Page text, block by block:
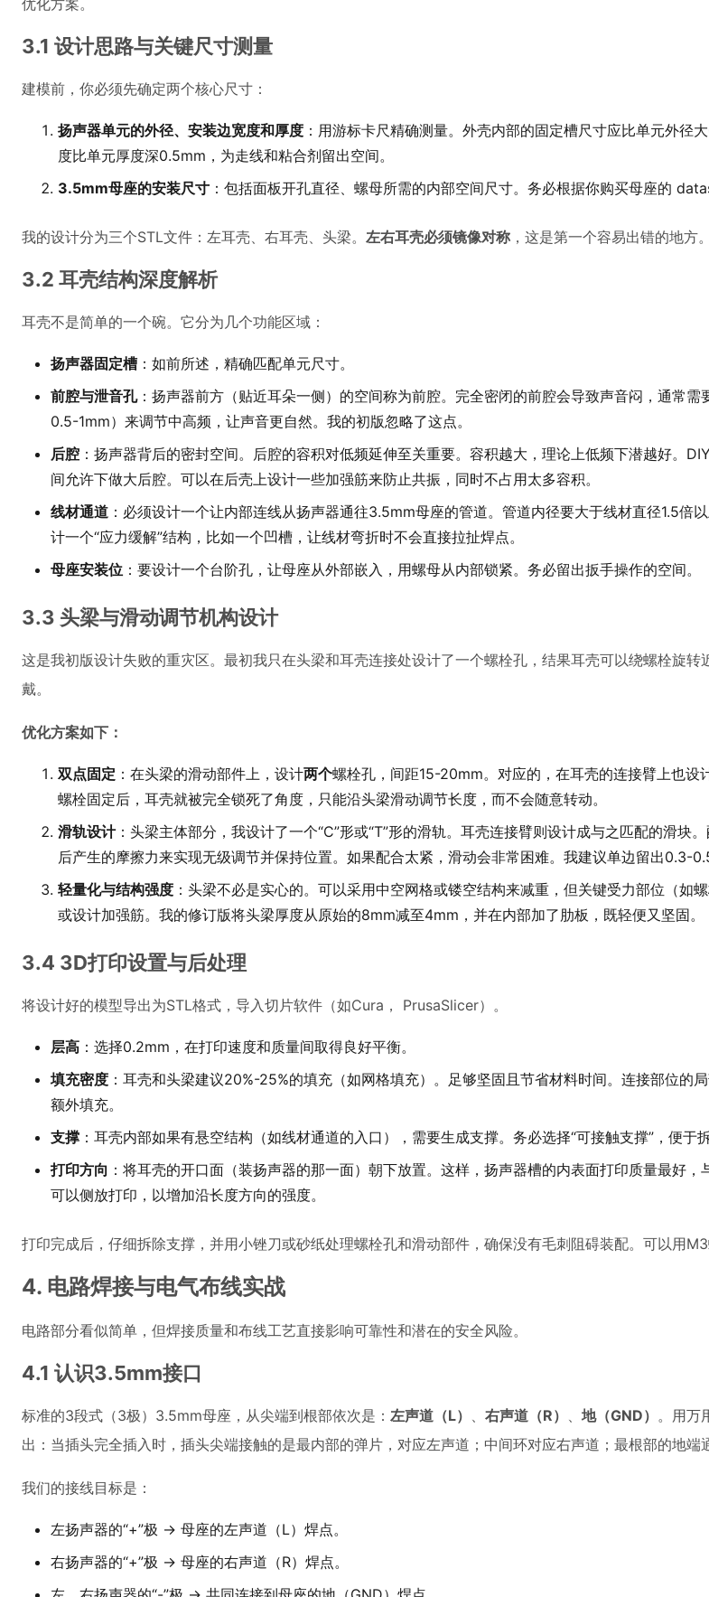
优化方案。
3.1 设计思路与关键尺寸测量
建模前，你必须先确定两个核心尺寸：
扬声器单元的外径、安装边宽度和厚度 ：用游标卡尺精确测量。外壳内部的固定槽尺寸应比单元外径
度比单元厚度深0.5mm，为走线和粘合剂留出空间。
3.5mm母座的安装尺寸 ：包括面板开孔直径、螺母所需的内部空间尺寸。务必根据你购买母座的
我的设计分为三个STL文件：左耳壳、右耳壳、头梁。 左右耳壳必须镜像对称 ，这是第一个容易出错的地方。
3.2 耳壳结构深度解析
耳壳不是简单的一个碗。它分为几个功能区域：
扬声器固定槽 ：如前所述，精确匹配单元尺寸。
前腔与泄音孔：扬声器前方（贴近耳朵一侧）的空间称为前腔。完全密闭的前腔会导致声音闷，通常需
0.5-1mm）来调节中高频，让声音更自然。我的初版忽略了这点。
后腔 ：扬声器背后的密封空间。后腔的容积对低频延伸至关重要。容积越大，理论上低频下潜越好。
间允许下做大后腔。可以在后壳上设计一些加强筋来防止共振，同时不占用太多容积。
线材通道 ：必须设计一个让内部连线从扬声器通往3.5mm母座的管道。管道内径要大于线材直径1.5倍
计一个“应力缓解”结构，比如一个凹槽，让线材弯折时不会直接拉扯焊点。
母座安装位 ：要设计一个台阶孔，让母座从外部嵌入，用螺母从内部锁紧。务必留出扳手操作的空间。
3.3 头梁与滑动调节机构设计
这是我初版设计失败的重灾区。最初我只在头梁和耳壳连接处设计了一个螺栓孔，结果耳壳可以绕螺栓旋转
戴。
优化方案如下：
双点固定 ：在头梁的滑动部件上，设计两个螺栓孔，间距15-20mm。对应的，在耳壳的连接臂上也设
螺栓固定后，耳壳就被完全锁死了角度，只能沿头梁滑动调节长度，而不会随意转动。
滑轨设计：头梁主体部分，我设计了一个“C”形或“T”形的滑轨。耳壳连接臂则设计成与之匹配的滑块
后产生的摩擦力来实现无级调节并保持位置。如果配合太紧，滑动会非常困难。我建议单边留出0.3-
轻量化与结构强度 ：头梁不必是实心的。可以采用中空网格或镂空结构来减重，但关键受力部位（如
或设计加强筋。我的修订版将头梁厚度从原始的8mm减至4mm，并在内部加了肋板，既轻便又坚固。
3.4 3D打印设置与后处理
将设计好的模型导出为STL格式，导入切片软件（如Cura， PrusaSlicer）。
层高 ：选择0.2mm，在打印速度和质量间取得良好平衡。
填充密度 ：耳壳和头梁建议20%-25%的填充（如网格填充）。足够坚固且节省材料时间。连接部位的
额外填充。
支撑 ：耳壳内部如果有悬空结构（如线材通道的入口），需要生成支撑。务必选择“可接触支撑”，便于拆
打印方向 ：将耳壳的开口面（装扬声器的那一面）朝下放置。这样，扬声器槽的内表面打印质量最好
可以侧放打印，以增加沿长度方向的强度。
打印完成后，仔细拆除支撑，并用小锉刀或砂纸处理螺栓孔和滑动部件，确保没有毛刺阻碍装配。可以用M3
4. 电路焊接与电气布线实战
电路部分看似简单，但焊接质量和布线工艺直接影响可靠性和潜在的安全风险。
4.1 认识3.5mm接口
标准的3段式（3极）3.5mm母座，从尖端到根部依次是： 左声道（L） 、 右声道（R） 、 地（GND） 。用万
出：当插头完全插入时，插头尖端接触的是最内部的弹片，对应左声道；中间环对应右声道；最根部的地端
我们的接线目标是：
左扬声器的“+”极 → 母座的左声道（L）焊点。
右扬声器的“+”极 → 母座的右声道（R）焊点。